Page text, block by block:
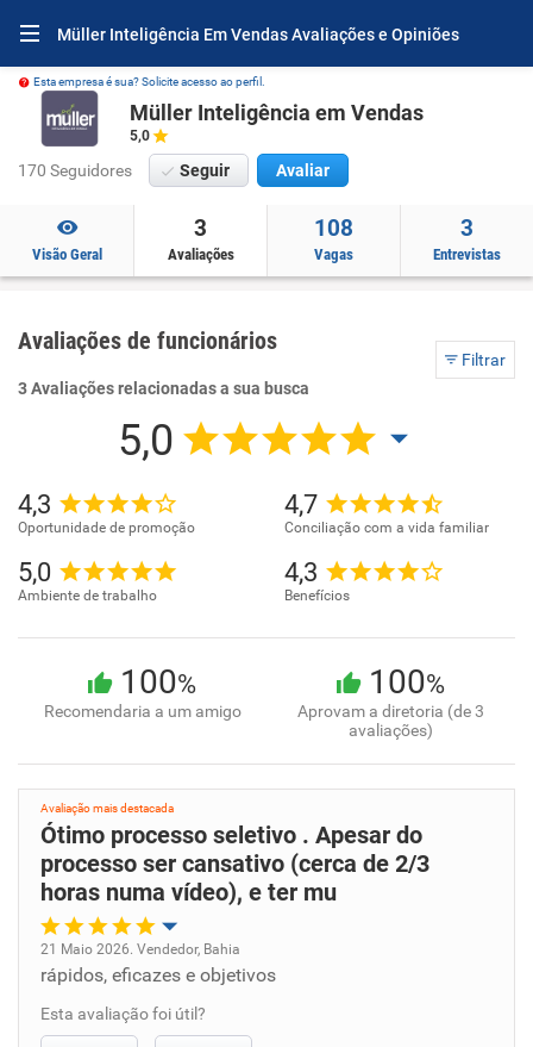
Müller Inteligência Em Vendas Avaliações e Opiniões
Esta empresa é sua? Solicite acesso ao perfil.
Müller Inteligência em Vendas
5,0
170 Seguidores Seguir Avaliar
Visão Geral
3
Avaliações
108
Vagas
3
Entrevistas
Avaliações de funcionários
Filtrar
3 Avaliações relacionadas a sua busca
5,0
4,3
Oportunidade de promoção
4,7
Conciliação com a vida familiar
5,0
Ambiente de trabalho
4,3
Benefícios
100%
Recomendaria a um amigo
100%
Aprovam a diretoria (de 3
avaliações)
Avaliação mais destacada
Ótimo processo seletivo . Apesar do
processo ser cansativo (cerca de 2/3
horas numa vídeo), e ter mu
Oportunidade de promoção
Ambiente de trabalho
21 Maio 2026. Vendedor, Bahia
rápidos, eficazes e objetivos
Esta avaliação foi útil?